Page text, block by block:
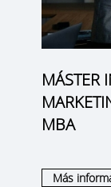
MÁSTER
MBA
Más